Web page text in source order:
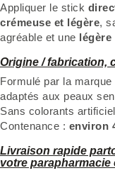
Appliquer le stick
crémeuse et légère,
agréable et une
Origine / fabrication,
Formulé par la marque
adaptés aux peaux
Sans colorants
Contenance : environ
Livraison rapide
votre